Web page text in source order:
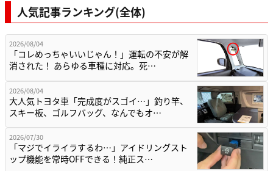
人気記事ランキング(全体)
2026/08/04
「コレめっちゃいいじゃん！」運転の不安が解
消された！ あらゆる車種に対応。死…
2026/08/04
大人気トヨタ車「完成度がスゴイ…」釣り竿、
スキー板、ゴルフバッグ、なんでもオ…
2026/07/30
「マジでイライラするわ…」アイドリングスト
ップ機能を常時OFFできる！純正ス…